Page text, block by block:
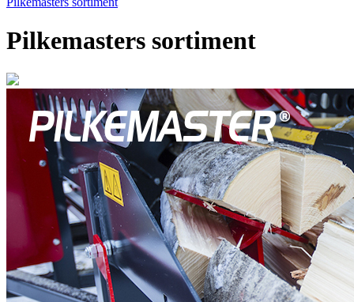
Pilkemasters sortiment